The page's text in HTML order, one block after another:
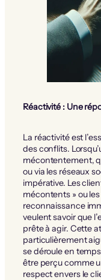
Réactivité : Une
La réactivité est
des conflits.
mécontentement,
ou via les réseaux
impérative. Les
mécontents » ou
reconnaissance
veulent savoir que
prête à agir. Cette
particulièrement
se déroule en
être perçu comme
respect envers le